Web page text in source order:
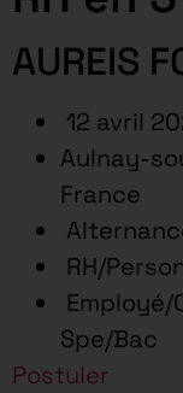
AUREIS
12 avril
Aulnay-
France
RH/
Employé/
Spe/Bac
Postuler